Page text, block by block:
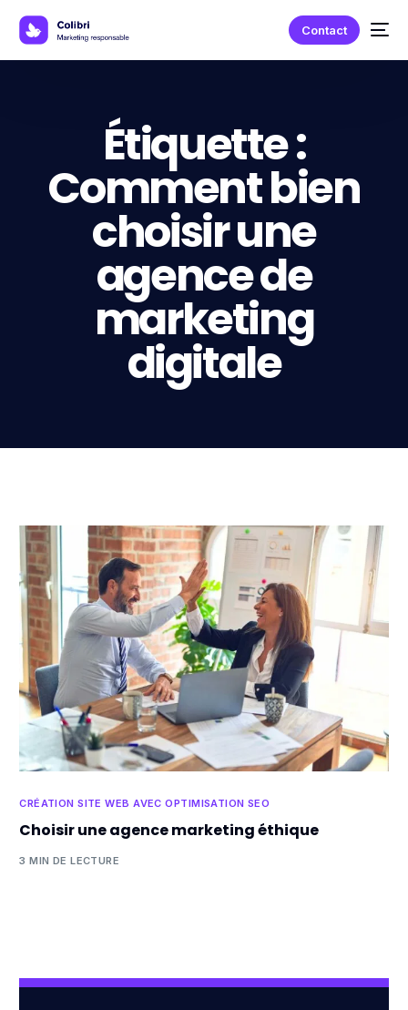
Contact
Étiquette :
Comment bien
choisir une
agence de
marketing
digitale
CRÉATION SITE WEB AVEC OPTIMISATION SEO
Choisir une agence marketing éthique
3 MIN DE LECTURE